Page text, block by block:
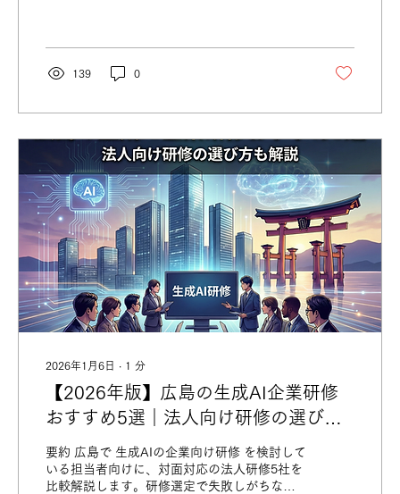
修と業務直結型研修の違いを明確化。
139 0
2026年1月6日 ∙ 1 分
【2026年版】広島の生成AI企業研修
おすすめ5選｜法人向け研修の選び方
も解説
要約 広島で 生成AIの企業向け研修 を検討して
いる担当者向けに、対面対応の法人研修5社を
比較解説します。研修選定で失敗しがちな